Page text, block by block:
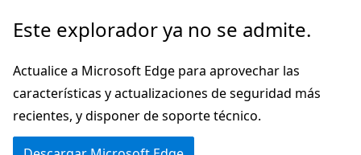
Ir
contenido
principal
Este explorador ya no se admite.
Actualice a Microsoft Edge para aprovechar las
características y actualizaciones de seguridad más
recientes, y disponer de soporte técnico.